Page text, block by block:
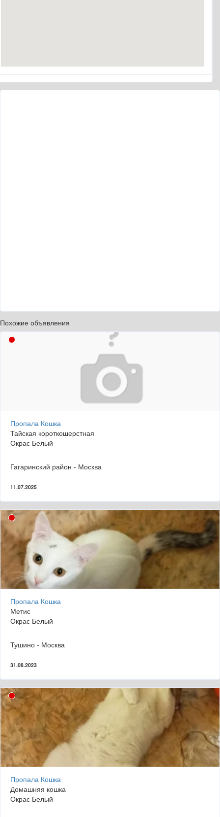
Похожие объявления
Пропала Кошка
Тайская короткошерстная
Окрас Белый
Гагаринский район - Москва
11.07.2025
Пропала Кошка
Метис
Окрас Белый
Тушино - Москва
31.08.2023
Пропала Кошка
Домашняя кошка
Окрас Белый